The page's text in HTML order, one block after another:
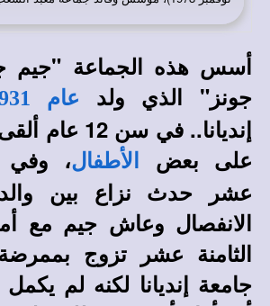
أسس هذه الجماعة "جيم
جونز" الذي ولد
عام 1931
إنديانا.. في
على بعض
الأطفال، وفي
عشر حدث نزاع بين
الانفصال وعاش جيم مع
الثامنة عشر تزوج
جامعة إنديانا لكنه لم